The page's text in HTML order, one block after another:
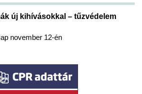
új kihívásokkal – tűzvédelem
november 12-én